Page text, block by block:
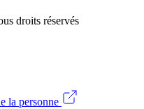
droits réservés
la personne